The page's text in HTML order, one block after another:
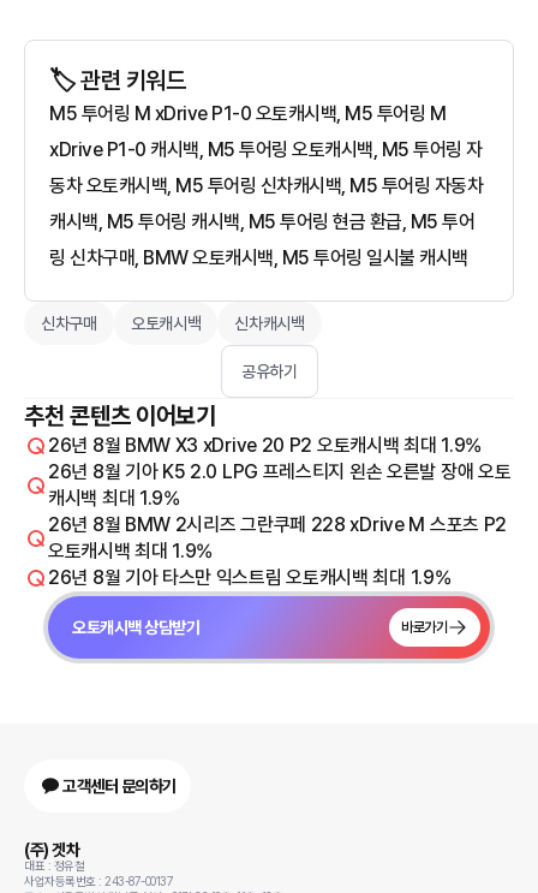
🏷️ 관련 키워드
M5 투어링 M xDrive P1-0 오토캐시백, M5 투어링 M
xDrive P1-0 캐시백, M5 투어링 오토캐시백, M5 투어링 자
동차 오토캐시백, M5 투어링 신차캐시백, M5 투어링 자동차
캐시백, M5 투어링 캐시백, M5 투어링 현금 환급, M5 투어
링 신차구매, BMW 오토캐시백, M5 투어링 일시불 캐시백
신차구매 오토캐시백 신차캐시백
공유하기
추천 콘텐츠 이어보기
26년 8월 BMW X3 xDrive 20 P2 오토캐시백 최대 1.9%
26년 8월 기아 K5 2.0 LPG 프레스티지 왼손 오른발 장애 오토
캐시백 최대 1.9%
26년 8월 BMW 2시리즈 그란쿠페 228 xDrive M 스포츠 P2
오토캐시백 최대 1.9%
26년 8월 기아 타스만 익스트림 오토캐시백 최대 1.9%
오토캐시백 상담받기 바로가기
고객센터 문의하기
(주) 겟차
대표 : 정유철
사업자등록번호 : 243-87-00137